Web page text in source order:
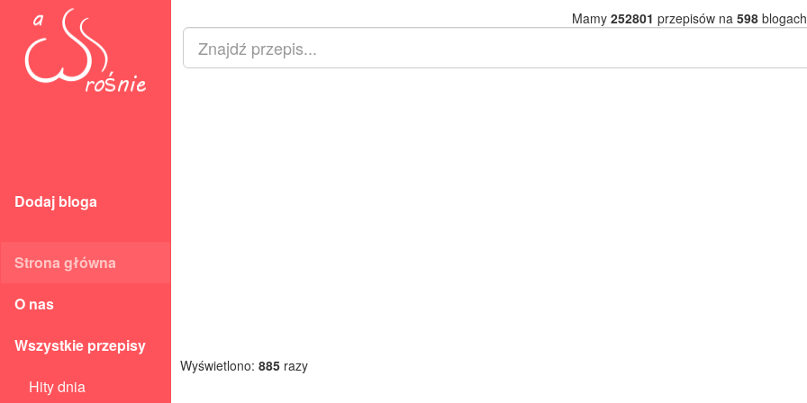
Dodaj bloga
Strona główna
O nas
Wszystkie przepisy
Hity dnia
Mamy 252801 przepisów na 598
Wyświetlono: 885 razy